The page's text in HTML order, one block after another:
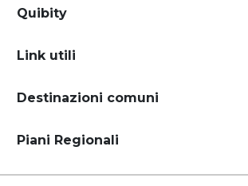
Quibity
Link utili
Destinazioni comuni
Piani Regionali